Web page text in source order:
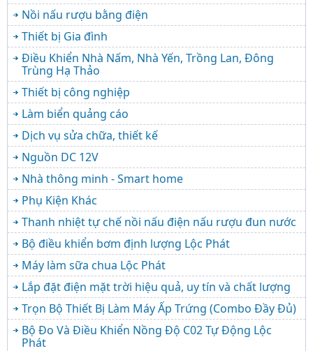
Nồi nấu rượu bằng điện
Thiết bị Gia đình
Điều Khiển Nhà Nấm, Nhà Yến, Trồng Lan, Đông
Trùng Hạ Thảo
Thiết bị công nghiệp
Làm biển quảng cáo
Dịch vụ sửa chữa, thiết kế
Nguồn DC 12V
Nhà thông minh - Smart home
Phụ Kiện Khác
Thanh nhiệt tự chế nồi nấu điện nấu rượu đun nước
Bộ điều khiển bơm định lượng Lộc Phát
Máy làm sữa chua Lộc Phát
Lắp đặt điện mặt trời hiệu quả, uy tín và chất lượng
Trọn Bộ Thiết Bị Làm Máy Ấp Trứng (Combo Đầy Đủ)
Bộ Đo Và Điều Khiển Nồng Độ C02 Tự Động Lộc
Phát